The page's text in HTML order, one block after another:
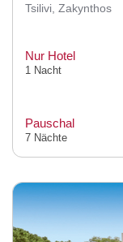
Tsilivi, Zakynthos
Nur Hotel
1 Nacht
Pauschal
7 Nächte